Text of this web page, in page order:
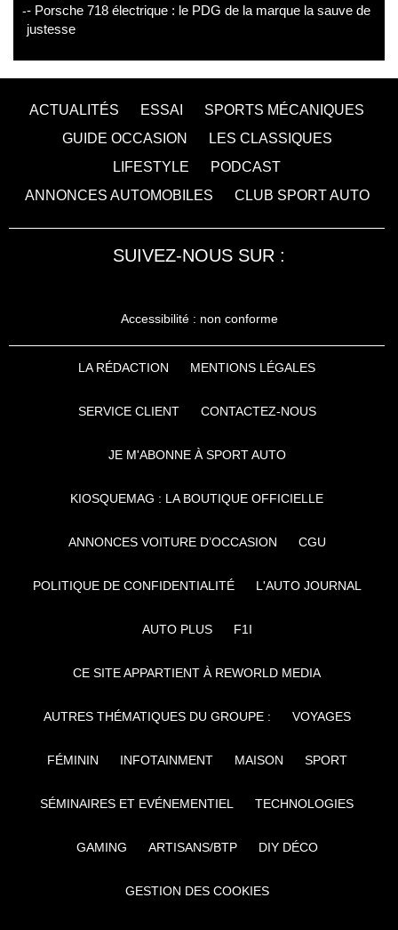
- Porsche 718 électrique : le PDG de la marque la sauve de
justesse
ACTUALITÉS ESSAI
SPORTS MÉCANIQUES
GUIDE OCCASION
LES CLASSIQUES
LIFESTYLE
PODCAST
ANNONCES AUTOMOBILES
CLUB SPORT AUTO
SUIVEZ-NOUS SUR :
Accessibilité : non conforme
LA RÉDACTION MENTIONS LÉGALES
SERVICE CLIENT CONTACTEZ-NOUS
JE M'ABONNE À SPORT AUTO
KIOSQUEMAG : LA BOUTIQUE OFFICIELLE
ANNONCES VOITURE D’OCCASION CGU
POLITIQUE DE CONFIDENTIALITÉ L'AUTO JOURNAL
AUTO PLUS F1I
CE SITE APPARTIENT À REWORLD MEDIA
AUTRES THÉMATIQUES DU GROUPE : VOYAGES
FÉMININ INFOTAINMENT MAISON SPORT
SÉMINAIRES ET EVÉNEMENTIEL TECHNOLOGIES
GAMING ARTISANS/BTP DIY DÉCO
GESTION DES COOKIES